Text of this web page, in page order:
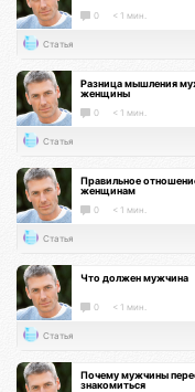
0 < 1 мин.
Статья
Разница мышления
женщины
0 < 1 мин.
Статья
Правильное
женщинам
0 < 1 мин.
Статья
Что должен мужчина
0 < 1 мин.
Статья
Почему мужчины
знакомиться